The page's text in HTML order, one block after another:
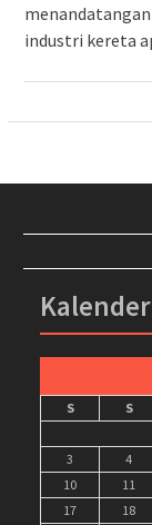
industri kereta
S S
3
4
10
11
17
18